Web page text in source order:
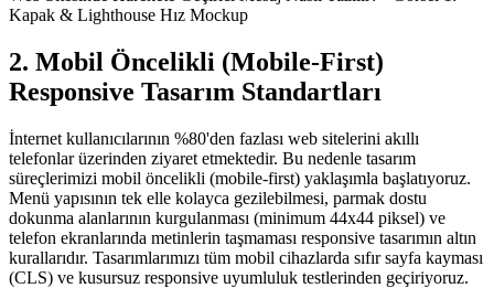
Kapak & Lighthouse Hız Mockup
2. Mobil Öncelikli (Mobile-First)
Responsive Tasarım Standartları
İnternet kullanıcılarının %80'den fazlası web sitelerini akıllı
telefonlar üzerinden ziyaret etmektedir. Bu nedenle tasarım
süreçlerimizi mobil öncelikli (mobile-first) yaklaşımla başlatıyoruz.
Menü yapısının tek elle kolayca gezilebilmesi, parmak dostu
dokunma alanlarının kurgulanması (minimum 44x44 piksel) ve
telefon ekranlarında metinlerin taşmaması responsive tasarımın altın
kurallarıdır. Tasarımlarımızı tüm mobil cihazlarda sıfır sayfa kayması
(CLS) ve kusursuz responsive uyumluluk testlerinden geçiriyoruz.